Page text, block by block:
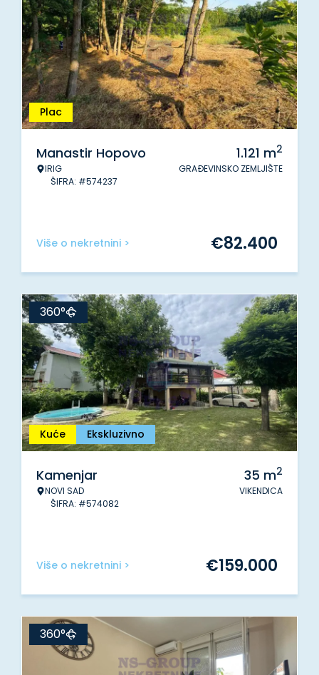
Plac
Manastir Hopovo
IRIG
ŠIFRA: #574237
1.121 m2
GRAĐEVINSKO ZEMLJIŠTE
Više o nekretnini > €82.400
Kuće Ekskluzivno
360°
Kamenjar
NOVI SAD
ŠIFRA: #574082
35 m2
VIKENDICA
Više o nekretnini > €159.000
360°